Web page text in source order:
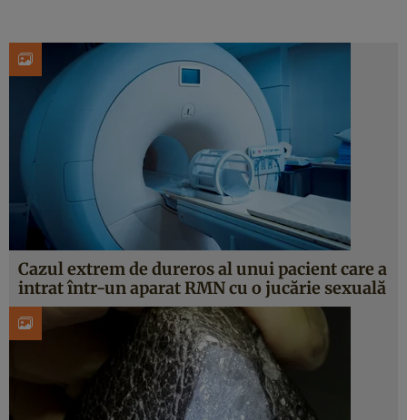
Cazul extrem de dureros al unui pacient care a
intrat într-un aparat RMN cu o jucărie sexuală